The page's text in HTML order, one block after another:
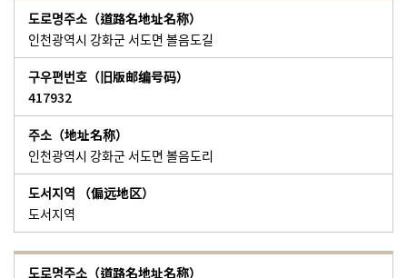
인천광역시 강화군 서도면 볼음도길
417932
인천광역시 강화군 서도면 볼음도리
도서지역